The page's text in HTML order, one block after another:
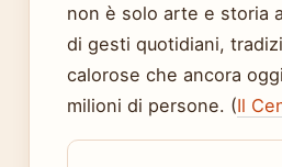
non è solo arte e storia
di gesti quotidiani,
calorose che ancora
milioni di persone. (Il